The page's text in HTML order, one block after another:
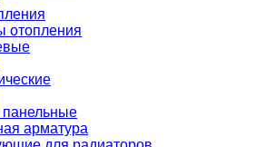
отопления
арматура